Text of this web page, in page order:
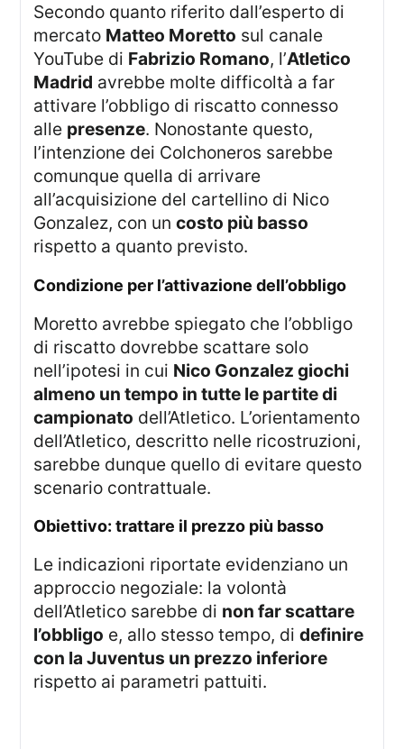
Secondo quanto riferito dall’esperto di
mercato Matteo Moretto sul canale
YouTube di Fabrizio Romano, l’Atletico
Madrid avrebbe molte difficoltà a far
attivare l’obbligo di riscatto connesso
alle presenze. Nonostante questo,
l’intenzione dei Colchoneros sarebbe
comunque quella di arrivare
all’acquisizione del cartellino di Nico
Gonzalez, con uncosto più basso
rispetto a quanto previsto.
condizione per l’attivazione dell’obbligo
Moretto avrebbe spiegato che l’obbligo
di riscatto dovrebbe scattare solo
nell’ipotesi in cui Nico Gonzalez giochi
almeno un tempo in tutte le partite di
campionato dell’Atletico. L’orientamento
dell’Atletico, descritto nelle ricostruzioni,
sarebbe dunque quello di evitare questo
scenario contrattuale.
obiettivo: trattare il prezzo più basso
Le indicazioni riportate evidenziano un
approccio negoziale: la volontà
dell’Atletico sarebbe di non far scattare
l’obbligo e, allo stesso tempo, didefinire
con la Juventus un prezzo inferiore
rispetto ai parametri pattuiti.